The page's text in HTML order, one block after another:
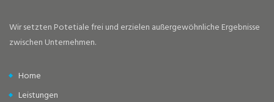
Wir setzten Potetiale frei und erzielen außergewöhnliche Ergebnisse
zwischen Unternehmen.
Home
Leistungen